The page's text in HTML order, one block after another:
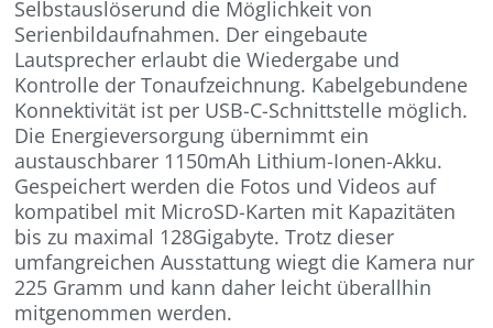
Selbstauslöserund die Möglichkeit von
Serienbildaufnahmen. Der eingebaute
Lautsprecher erlaubt die Wiedergabe und
Kontrolle der Tonaufzeichnung. Kabelgebundene
Konnektivität ist per USB-C-Schnittstelle möglich.
Die Energieversorgung übernimmt ein
austauschbarer 1150mAh Lithium-Ionen-Akku.
Gespeichert werden die Fotos und Videos auf
kompatibel mit MicroSD-Karten mit Kapazitäten
bis zu maximal 128Gigabyte. Trotz dieser
umfangreichen Ausstattung wiegt die Kamera nur
225 Gramm und kann daher leicht überallhin
mitgenommen werden.